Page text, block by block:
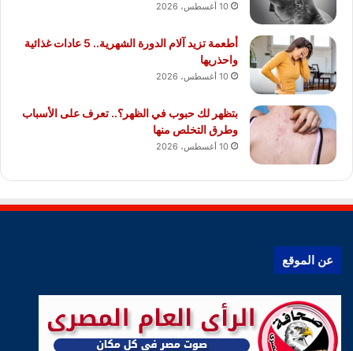
10 أغسطس، 2026
أطعمة تزيد آلام الدورة الشهرية.. 5 عادات غذائية
واحذريها
10 أغسطس، 2026
بتظهر لك حبوب في الظهر؟.. تعرف على الأسباب
وطرق التخلص منها
10 أغسطس، 2026
عن الموقع